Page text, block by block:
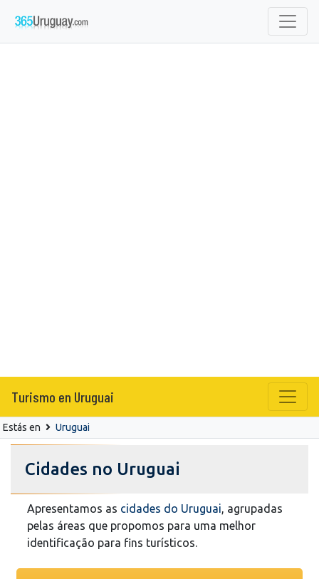
Turismo en Uruguai
Estás en Uruguai
Cidades no Uruguai
Apresentamos as cidades do Uruguai, agrupadas
pelas áreas que propomos para uma melhor
identificação para fins turísticos.